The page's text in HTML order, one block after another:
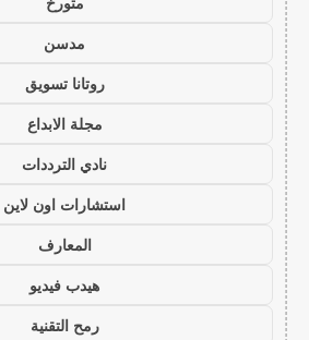
مدسن
روتانا تسويق
مجلة الابداع
نادي الترددات
استشارات اون لاين
المعارف
هيدب فيديو
رمح التقنية